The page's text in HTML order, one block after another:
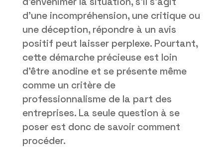
d’une incompréhension, une critique ou
une déception, répondre à un avis
positif peut laisser perplexe. Pourtant,
cette démarche précieuse est loin
d’être anodine et se présente même
comme un critère de
professionnalisme de la part des
entreprises. La seule question à se
poser est donc de savoir comment
procéder.